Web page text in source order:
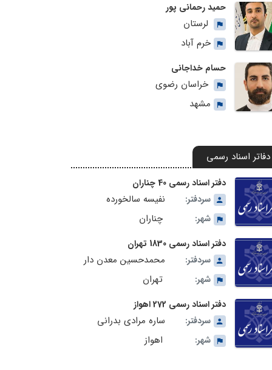
حمید رحمانی پور
لرستان
خرم آباد
حسام خداجانی
خراسان رضوی
مشهد
دفاتر اسناد رسمی
دفتر اسناد رسمی 40 چناران
سردفتر:
نفیسه سالخورده
شهر: چناران
دفتر اسناد رسمی 1830 تهران
سردفتر:
محمدحسین معدن دار
شهر: تهران
دفتر اسناد رسمی 272 اهواز
سردفتر:
ساره مرادی بدرانی
شهر: اهواز